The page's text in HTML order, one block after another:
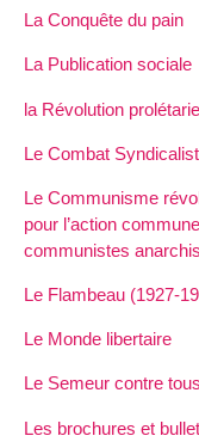
La Conquête du pain
La Publication sociale
la Révolution
Le Combat
Le Communisme
pour l’action
communistes
Le Flambeau (1927-
Le Monde libertaire
Le Semeur contre
Les brochures et